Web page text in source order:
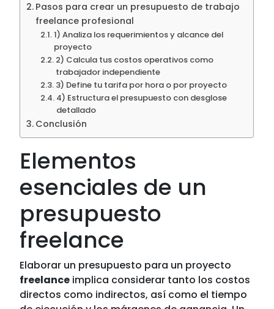
Pasos para crear un presupuesto de trabajo
freelance profesional
1) Analiza los requerimientos y alcance del
proyecto
2) Calcula tus costos operativos como
trabajador independiente
3) Define tu tarifa por hora o por proyecto
4) Estructura el presupuesto con desglose
detallado
Conclusión
Elementos
esenciales de un
presupuesto
freelance
Elaborar un presupuesto para un proyecto
freelance implica considerar tanto los costos
directos como indirectos, así como el tiempo